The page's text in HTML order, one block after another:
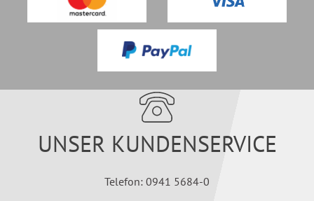
UNSER KUNDENSERVICE
Telefon: 0941 5684-0